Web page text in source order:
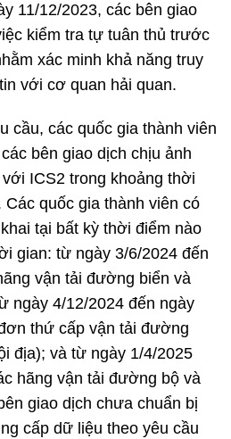
11/12/2023, các bên giao
kiểm tra tự tuân thủ trước
xác minh khả năng truy
với cơ quan hải quan.
cầu, các quốc gia thành viên
bên giao dịch chịu ảnh
ICS2 trong khoảng thời
quốc gia thành viên có
tại bất kỳ thời điểm nào
gian: từ ngày 3/6/2024 đến
vận tải đường biển và
ngày 4/12/2024 đến ngày
thứ cấp vận tải đường
địa); và từ ngày 1/4/2025
hãng vận tải đường bộ và
giao dịch chưa chuẩn bị
cấp dữ liệu theo yêu cầu